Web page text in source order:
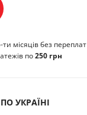
ти місяців без переплат
по250 грн
УКРАЇНІ